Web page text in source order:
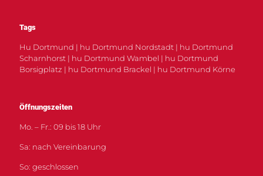
Tags
Hu Dortmund | hu Dortmund Nordstadt | hu Dortmund
Scharnhorst | hu Dortmund Wambel | hu Dortmund
Borsigplatz | hu Dortmund Brackel | hu Dortmund Körne
Öffnungszeiten
Mo. – Fr.: 09 bis 18 Uhr
Sa: nach Vereinbarung
So: geschlossen